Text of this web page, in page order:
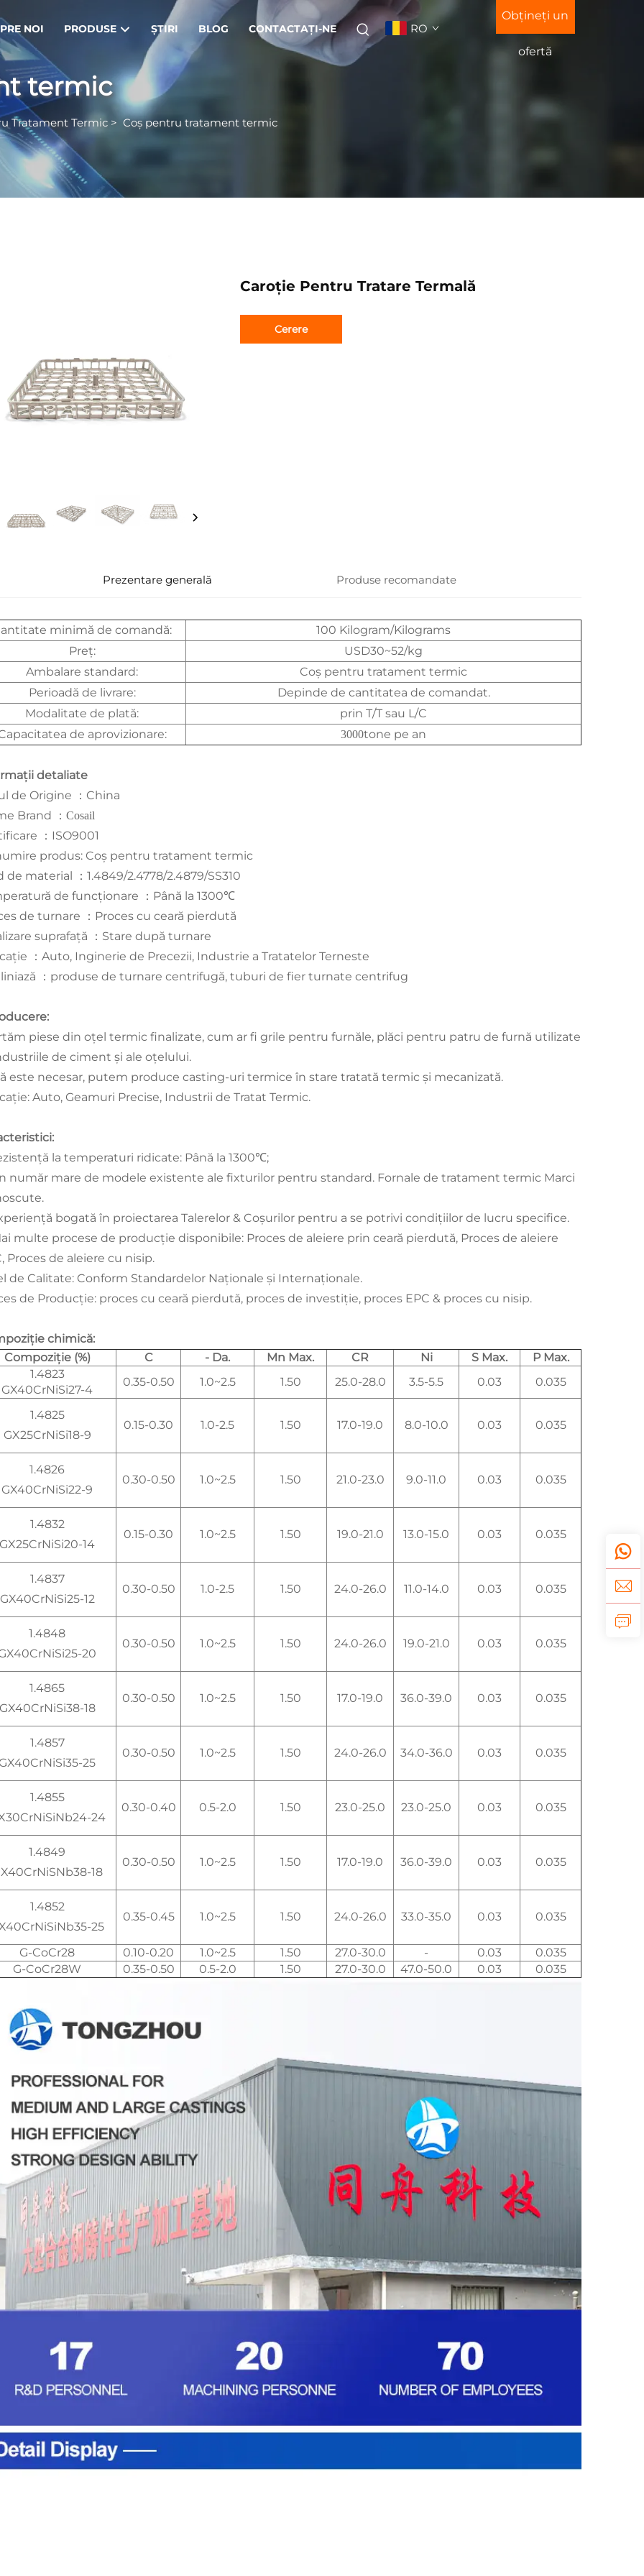
NOI PRODUSE ȘTIRI BLOG CONTACTAȚI-NE RO
Obțineți un
ofertă
termic
Tratament Termic > Coș pentru tratament termic
Caroție Pentru Tratare Termală
Cerere
Prezentare generală Produse recomandate
minimă de comandă:
100 Kilogram/Kilograms
Preț:
USD30~52/kg
Ambalare standard:
Coș pentru tratament termic
Perioadă de livrare:
Depinde de cantitatea de comandat.
Modalitate de plată:
prin T/T sau L/C
de aprovizionare:
3000tone pe an
detaliate
de Origine
： China
Brand
： Cosail
： ISO9001
produs: Coș pentru tratament termic
de material
： 1.4849/2.4778/2.4879/SS310
de funcționare
： Până la 1300℃
de turnare
： Proces cu ceară pierdută
suprafață
： Stare după turnare
： Auto, Inginerie de Precezii, Industrie a Tratatelor Terneste
： produse de turnare centrifugă, tuburi de fier turnate centrifug
piese din oțel termic finalizate, cum ar fi grile pentru furnăle, plăci pentru patru de furnă utilizate
de ciment și ale oțelului.
este necesar, putem produce casting-uri termice în stare tratată termic și mecanizată.
Auto, Geamuri Precise, Industrii de Tratat Termic.
la temperaturi ridicate: Până la 1300℃;
număr mare de modele existente ale fixturilor pentru standard. Fornale de tratament termic Marci
bogată în proiectarea Talerelor & Coșurilor pentru a se potrivi condițiilor de lucru specifice.
multe procese de producție disponibile: Proces de aleiere prin ceară pierdută, Proces de aleiere
Proces de aleiere cu nisip.
de Calitate: Conform Standardelor Naționale și Internaționale.
de Producție: proces cu ceară pierdută, proces de investiție, proces EPC & proces cu nisip.
chimică:
Compoziție (%)
C - Da. Mn Max. CR Ni S Max.
P Max.
1.4823
GX40CrNiSi27-4
0.35-0.50 1.0~2.5 1.50 25.0-28.0 3.5-5.5 0.03 0.035
1.4825
GX25CrNiSi18-9
0.15-0.30 1.0-2.5 1.50 17.0-19.0 8.0-10.0 0.03 0.035
1.4826
GX40CrNiSi22-9
0.30-0.50 1.0~2.5 1.50 21.0-23.0 9.0-11.0 0.03 0.035
1.4832
GX25CrNiSi20-14
0.15-0.30 1.0~2.5 1.50 19.0-21.0 13.0-15.0 0.03 0.035
1.4837
GX40CrNiSi25-12
0.30-0.50 1.0-2.5 1.50 24.0-26.0 11.0-14.0 0.03 0.035
1.4848
20
0.30-0.50 1.0~2.5 1.50 24.0-26.0 19.0-21.0 0.03 0.035
1.4865
GX40CrNiSi38-18
0.30-0.50 1.0~2.5 1.50 17.0-19.0 36.0-39.0 0.03 0.035
1.4857
GX40CrNiSi35-25
0.30-0.50 1.0~2.5 1.50 24.0-26.0 34.0-36.0 0.03 0.035
1.4855
24
0.30-0.40 0.5-2.0 1.50 23.0-25.0 23.0-25.0 0.03 0.035
1.4849
18
0.30-0.50 1.0~2.5 1.50 17.0-19.0 36.0-39.0 0.03 0.035
1.4852
25
0.35-0.45 1.0~2.5 1.50 24.0-26.0 33.0-35.0 0.03 0.035
G-CoCr28 0.10-0.20 1.0~2.5 1.50 27.0-30.0 - 0.03
0.035
G-CoCr28W
0.35-0.50 0.5-2.0 1.50 27.0-30.0 47.0-50.0 0.03 0.035